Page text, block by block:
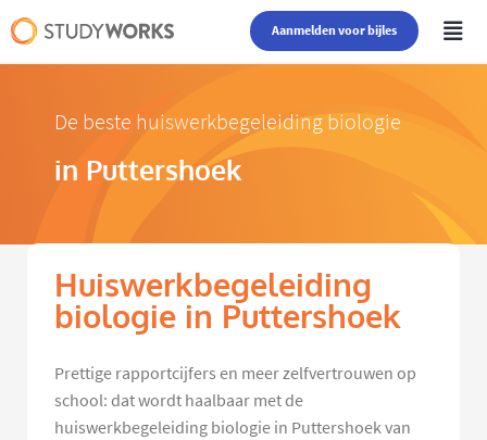
Aanmelden voor bijles
De beste huiswerkbegeleiding biologie
in Puttershoek
Huiswerkbegeleiding
biologie in Puttershoek
Prettige rapportcijfers en meer zelfvertrouwen op
school: dat wordt haalbaar met de
huiswerkbegeleiding biologie in Puttershoek van